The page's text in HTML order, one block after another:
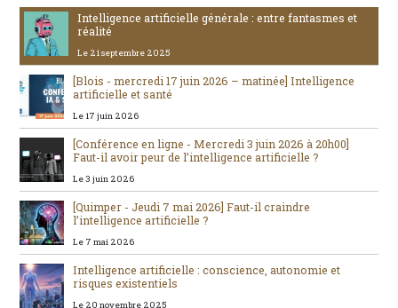
Intelligence artificielle générale : entre fantasmes et
réalité
Le 21 septembre 2025
[Blois - mercredi 17 juin 2026 – matinée] Intelligence
artificielle et santé
Le 17 juin 2026
[Conférence en ligne - Mercredi 3 juin 2026 à 20h00]
Faut-il avoir peur de l’intelligence artificielle ?
Le 3 juin 2026
[Quimper - Jeudi 7 mai 2026] Faut-il craindre
l’intelligence artificielle ?
Le 7 mai 2026
Intelligence artificielle : conscience, autonomie et
risques existentiels
Le 20 novembre 2025